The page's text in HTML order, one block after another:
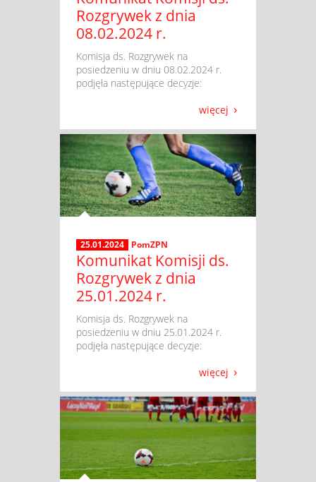
Rozgrywek z dnia
08.02.2024 r.
​ Komisja ds. Rozgrywek na
posiedzeniu w dniu 08.02.2024 r.
podjęła następujące decyzje:
więcej
25.01.2024 PomZPN
Komunikat Komisji ds.
Rozgrywek z dnia
25.01.2024 r.
​ Komisja ds. Rozgrywek na
posiedzeniu w dniu 25.01.2024 r.
podjęła następujące decyzje:
więcej